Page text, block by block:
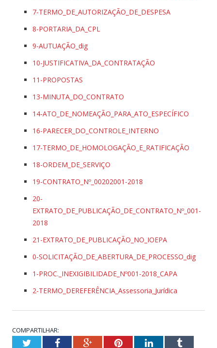
7-TERMO_DE_AUTORIZAÇÃO_DE_DESPESA
8-PORTARIA_DA_CPL
9-AUTUAÇÃO_dig
10-JUSTIFICATIVA_DA_CONTRATAÇÃO
11-PROPOSTAS
13-MINUTA_DO_CONTRATO
14-ATO_DE_NOMEAÇÃO_PARA_ATO_ESPECÍFICO
16-PARECER_DO_CONTROLE_INTERNO
17-TERMO_DE_HOMOLOGAÇÃO_E_RATIFICAÇÃO
18-ORDEM_DE_SERVIÇO
19-CONTRATO_Nº_00202001-2018
20-
EXTRATO_DE_PUBLICAÇÃO_DE_CONTRATO_Nº_001-
2018
21-EXTRATO_DE_PUBLICAÇÃO_NO_IOEPA
0-SOLICITAÇÃO_DE_ABERTURA_DE_PROCESSO_dig
1-PROC._INEXIGIBILIDADE_Nº001-2018_CAPA
2-TERMO_DEREFERÊNCIA_Assessoria_Jurídica
COMPARTILHAR:
TwitterFacebookGoogle+PinterestLinkedInTumblr